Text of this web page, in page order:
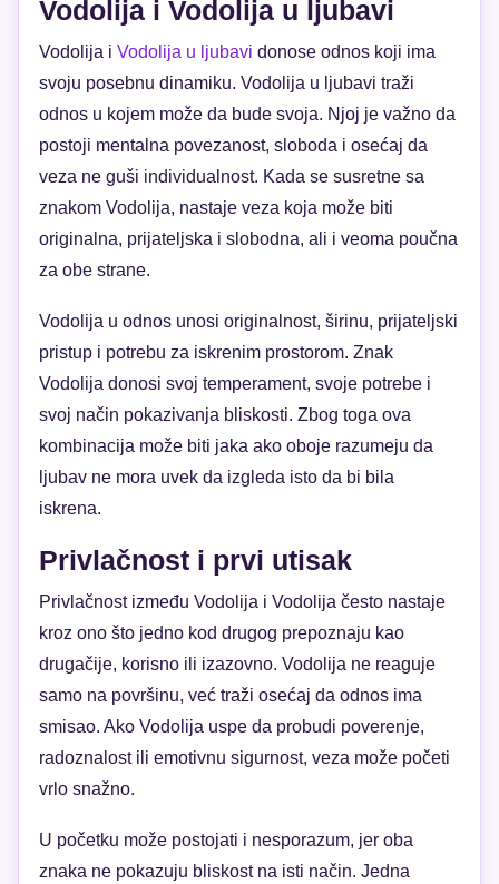
Vodolija i Vodolija u ljubavi
Vodolija i Vodolija u ljubavi donose odnos koji ima
svoju posebnu dinamiku. Vodolija u ljubavi traži
odnos u kojem može da bude svoja. Njoj je važno da
postoji mentalna povezanost, sloboda i osećaj da
veza ne guši individualnost. Kada se susretne sa
znakom Vodolija, nastaje veza koja može biti
originalna, prijateljska i slobodna, ali i veoma poučna
za obe strane.
Vodolija u odnos unosi originalnost, širinu, prijateljski
pristup i potrebu za iskrenim prostorom. Znak
Vodolija donosi svoj temperament, svoje potrebe i
svoj način pokazivanja bliskosti. Zbog toga ova
kombinacija može biti jaka ako oboje razumeju da
ljubav ne mora uvek da izgleda isto da bi bila
iskrena.
Privlačnost i prvi utisak
Privlačnost između Vodolija i Vodolija često nastaje
kroz ono što jedno kod drugog prepoznaju kao
drugačije, korisno ili izazovno. Vodolija ne reaguje
samo na površinu, već traži osećaj da odnos ima
smisao. Ako Vodolija uspe da probudi poverenje,
radoznalost ili emotivnu sigurnost, veza može početi
vrlo snažno.
U početku može postojati i nesporazum, jer oba
znaka ne pokazuju bliskost na isti način. Jedna